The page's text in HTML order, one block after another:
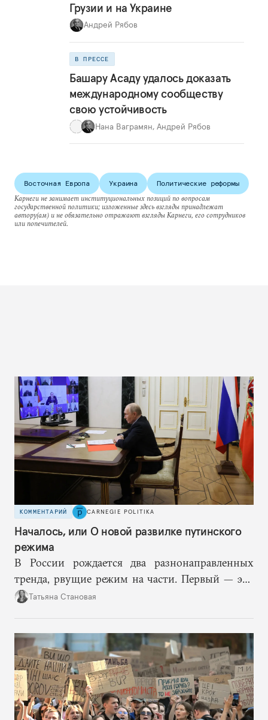
Грузии и на Украине
Андрей Рябов
В ПРЕССЕ
Башару Асаду удалось доказать
международному сообществу
свою устойчивость
Нана Ваграмян, Андрей Рябов
Восточная Европа Украина
Политические реформы
Карнеги не занимает институциональных позиций по вопросам
государственной политики; изложенные здесь взгляды принадлежат
автору(ам) и не обязательно отражают взгляды Карнеги, его сотрудников
или попечителей.
КОММЕНТАРИЙ CARNEGIE POLITIKA
Началось, или О новой развилке путинского
режима
В России рождается два разнонаправленных
тренда, рвущие режим на части. Первый — это
путинская логика войны, где эскалация влечет за
возможностей, на компетентность в принятии
решений и адекватное целеполагание.
Татьяна Становая